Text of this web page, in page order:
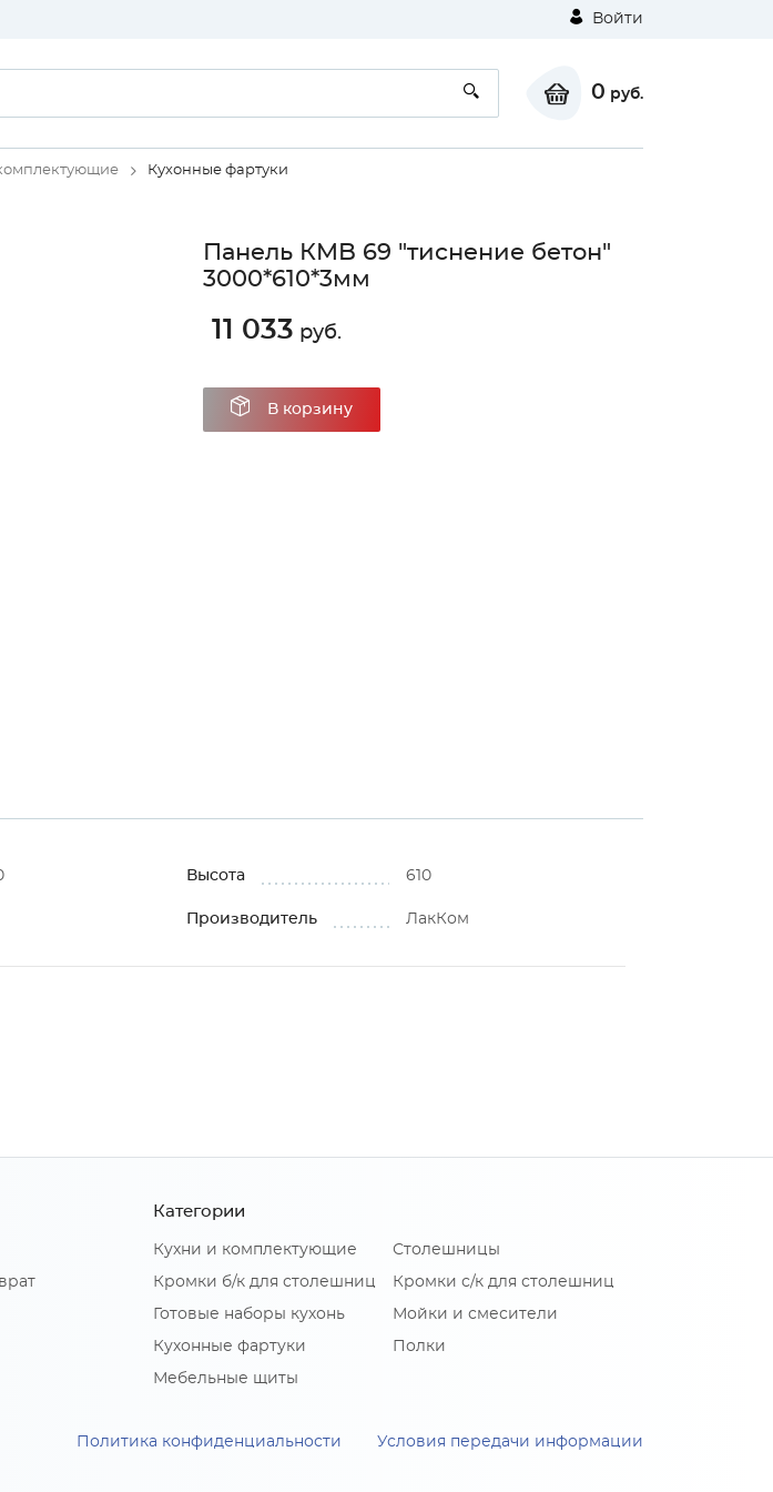
Войти
0 руб.
Кухонные фартуки
Панель КMB 69 "тиснение бетон"
3000*610*3мм
11 033 руб.
В корзину
Высота 610
Производитель ЛакКом
Категории
Кухни и комплектующие
Кромки б/к для столешниц
Готовые наборы кухонь
Кухонные фартуки
Мебельные щиты
Столешницы
Кромки с/к для столешниц
Мойки и смесители
Полки
Политика конфиденциальности Условия передачи информации